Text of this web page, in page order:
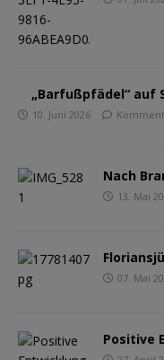
„Barfußpfädel“ auf
10. Juni 2026
Nach
13. Mai
07. Mai
Positive